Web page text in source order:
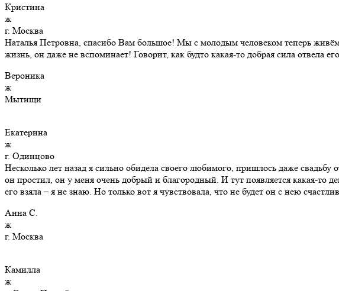
Кристина
ж
г. Москва
Наталья Петровна, спасибо Вам большое! Мы с молодым человеком теперь
жизнь, он даже не вспоминает! Говорит, как будто какая-то добрая сила отвела
Вероника
ж
Мытищи
Екатерина
ж
г. Одинцово
Несколько лет назад я сильно обидела своего любимого, пришлось даже
он простил, он у меня очень добрый и благородный. И тут появляется какая-
его взяла – я не знаю. Но только вот я чувствовала, что не будет он с нею
Анна С.
ж
г. Москва
Камилла
ж